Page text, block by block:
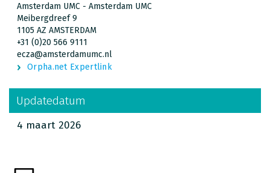
Amsterdam UMC - Amsterdam UMC
Meibergdreef 9
1105 AZ AMSTERDAM
+31 (0)20 566 9111
ecza@amsterdamumc.nl
Orpha.net Expertlink
Updatedatum
4 maart 2026